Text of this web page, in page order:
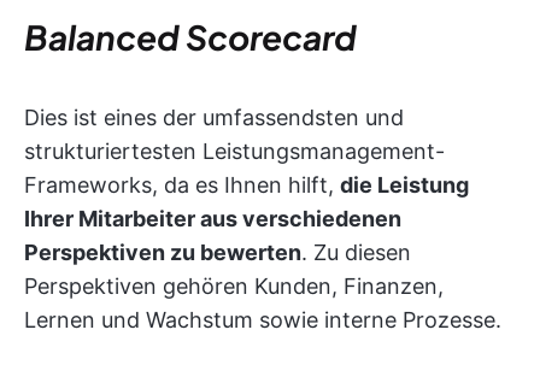
Balanced Scorecard
Dies ist eines der umfassendsten und
strukturiertesten Leistungsmanagement-
Frameworks, da es Ihnen hilft, die Leistung
Ihrer Mitarbeiter aus verschiedenen
Perspektiven zu bewerten. Zu diesen
Perspektiven gehören Kunden, Finanzen,
Lernen und Wachstum sowie interne Prozesse.